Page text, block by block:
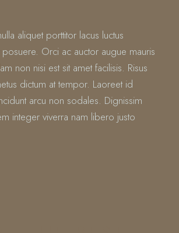
aliquet porttitor lacus luctus
Orci ac auctor augue mauris
non nisi est sit amet facilisis. Risus
dictum at tempor. Laoreet id
arcu non sodales. Dignissim
integer viverra nam libero justo